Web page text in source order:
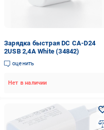
Зарядка быстрая DC CA-D24
2USB 2,4A White (34842)
оценить
Нет в наличии